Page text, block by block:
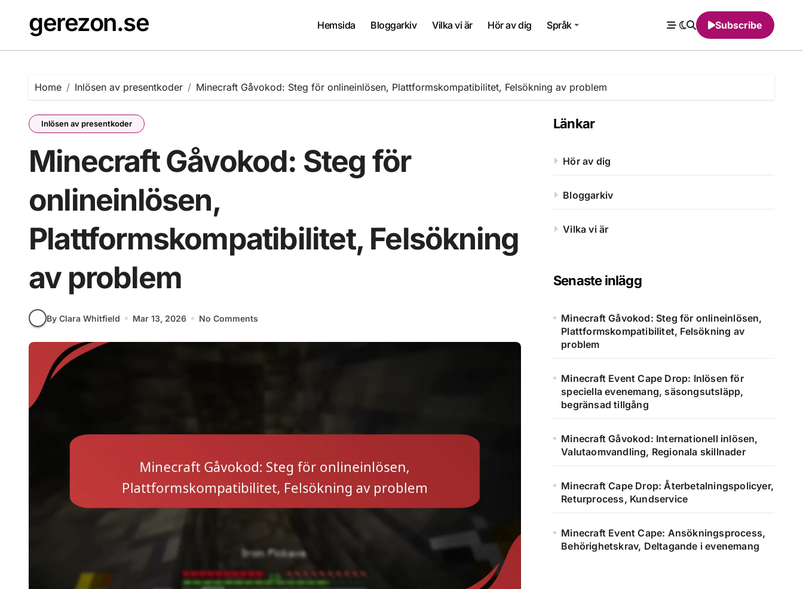
contentgerezon.se Hemsida Bloggarkiv Vilka vi är Hör av dig Språk Subscribe
Home Inlösen av presentkoder Minecraft Gåvokod: Steg för onlineinlösen, Plattformskompatibilitet, Felsökning av problem
Inlösen av presentkoder
Minecraft Gåvokod: Steg för
onlineinlösen,
Plattformskompatibilitet, Felsökning
av problem
By Clara Whitfield Mar 13, 2026 No Comments
Länkar
Hör av dig
Bloggarkiv
Vilka vi är
Senaste inlägg
Minecraft Gåvokod: Steg för onlineinlösen,
Plattformskompatibilitet, Felsökning av
problem
Minecraft Event Cape Drop: Inlösen för
speciella evenemang, säsongsutsläpp,
begränsad tillgång
Minecraft Gåvokod: Internationell inlösen,
Valutaomvandling, Regionala skillnader
Minecraft Cape Drop: Återbetalningspolicyer,
Returprocess, Kundservice
Minecraft Event Cape: Ansökningsprocess,
Behörighetskrav, Deltagande i evenemang